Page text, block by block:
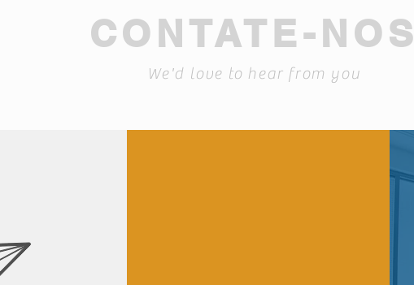
CONTATE-NOS
We'd love to hear from you